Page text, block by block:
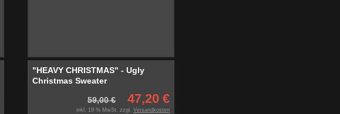
"HEAVY CHRISTMAS" - Ugly
Christmas Sweater
59,00 € 47,20 €
inkl. 19 % MwSt. zzgl. Versandkosten